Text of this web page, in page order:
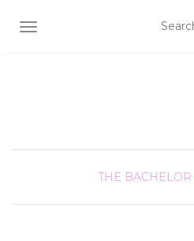
SCHALTE NAVIGATION
THE BACHELOR